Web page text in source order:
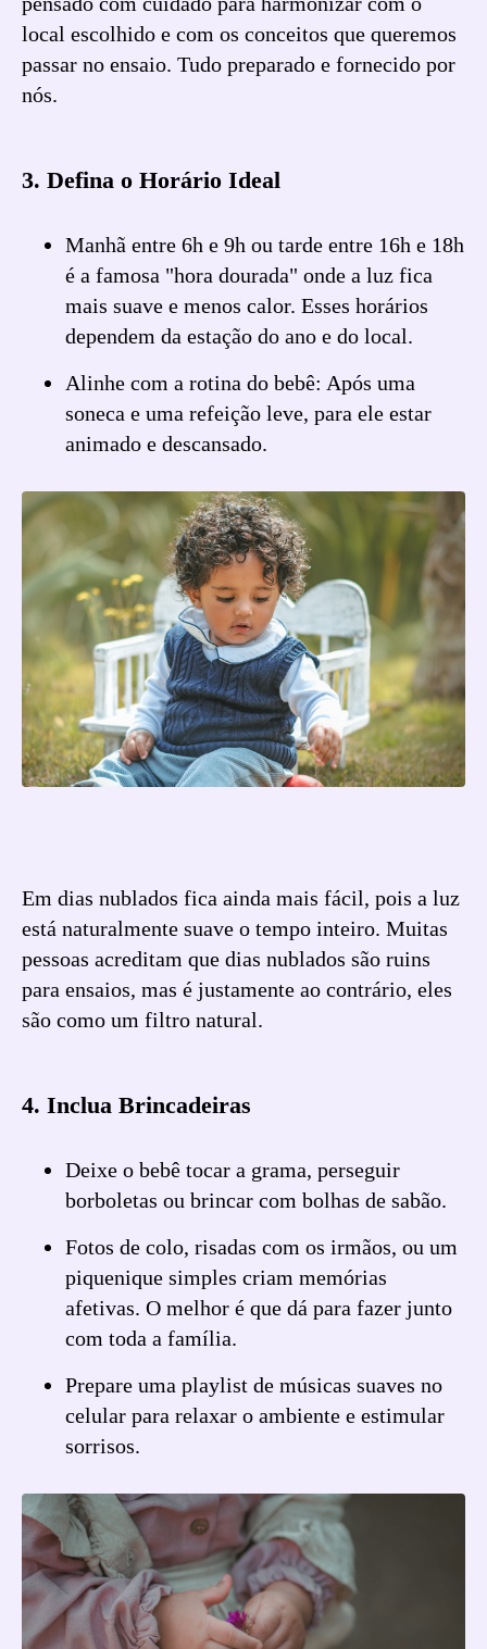
local escolhido e com os conceitos que queremos
passar no ensaio. Tudo preparado e fornecido por
nós.
3. Defina o Horário Ideal
Manhã entre 6h e 9h ou tarde entre 16h e 18h
é a famosa "hora dourada" onde a luz fica
mais suave e menos calor. Esses horários
dependem da estação do ano e do local.
Alinhe com a rotina do bebê: Após uma
soneca e uma refeição leve, para ele estar
animado e descansado.
Em dias nublados fica ainda mais fácil, pois a luz
está naturalmente suave o tempo inteiro. Muitas
pessoas acreditam que dias nublados são ruins
para ensaios, mas é justamente ao contrário, eles
são como um filtro natural.
4. Inclua Brincadeiras
Deixe o bebê tocar a grama, perseguir
borboletas ou brincar com bolhas de sabão.
Fotos de colo, risadas com os irmãos, ou um
piquenique simples criam memórias
afetivas. O melhor é que dá para fazer junto
com toda a família.
Prepare uma playlist de músicas suaves no
celular para relaxar o ambiente e estimular
sorrisos.